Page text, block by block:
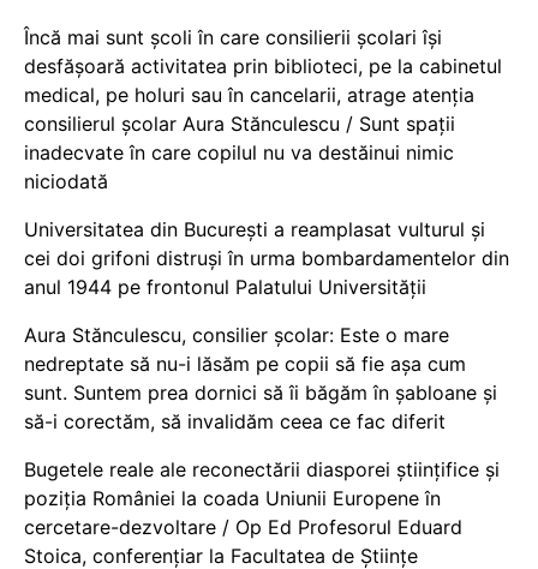
Încă mai sunt școli în care consilierii școlari își
desfășoară activitatea prin biblioteci, pe la cabinetul
medical, pe holuri sau în cancelarii, atrage atenția
consilierul școlar Aura Stănculescu / Sunt spații
inadecvate în care copilul nu va destăinui nimic
niciodată
Universitatea din București a reamplasat vulturul și
cei doi grifoni distruși în urma bombardamentelor din
anul 1944 pe frontonul Palatului Universității
Aura Stănculescu, consilier școlar: Este o mare
nedreptate să nu-i lăsăm pe copii să fie așa cum
sunt. Suntem prea dornici să îi băgăm în șabloane și
să-i corectăm, să invalidăm ceea ce fac diferit
Bugetele reale ale reconectării diasporei științifice și
poziția României la coada Uniunii Europene în
cercetare-dezvoltare / Op Ed Profesorul Eduard
Stoica, conferențiar la Facultatea de Științe